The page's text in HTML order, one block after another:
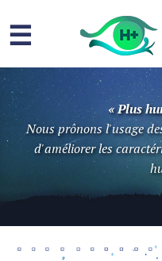
☰
« Plus
Nous prônons l'usage
d'améliorer les